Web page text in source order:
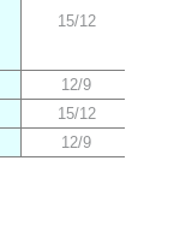
15/12
12/9
15/12
12/9